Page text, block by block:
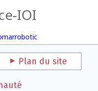
IOI
Plan du site